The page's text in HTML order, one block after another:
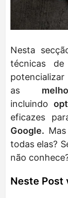
Nesta
técnicas
as
incluindo
eficazes
Google.
todas elas?
não
Neste Post